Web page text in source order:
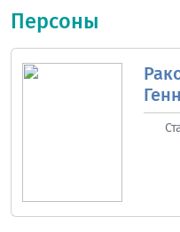
Персоны